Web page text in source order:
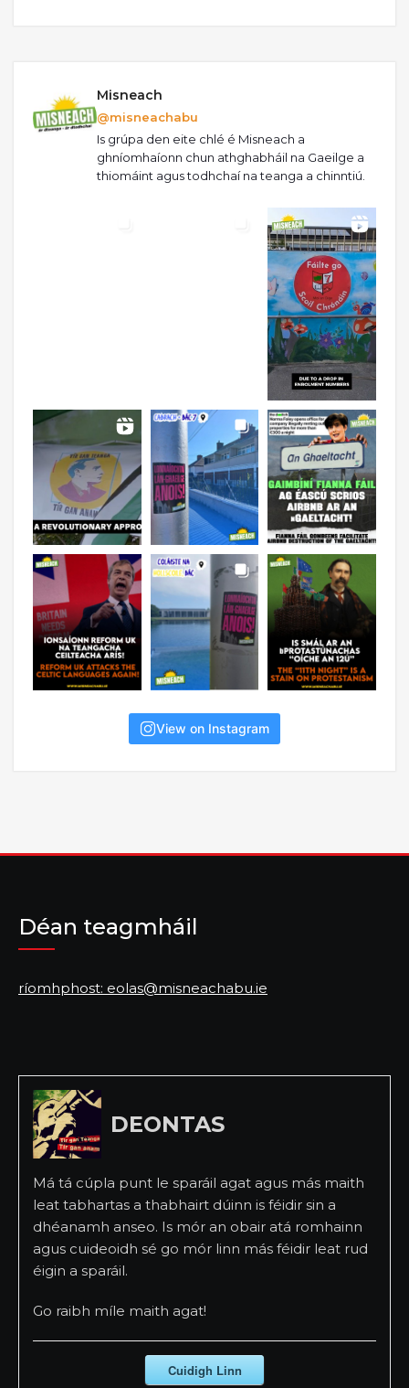
Misneach
@misneachabu
Is grúpa den eite chlé é Misneach a
ghníomhaíonn chun athghabháil na Gaeilge a
thiomáint agus todhchaí na teanga a chinntiú.
View on Instagram
Déan teagmháil
ríomhphost: eolas@misneachabu.ie
DEONTAS
Má tá cúpla punt le sparáil agat agus más maith
leat tabhartas a thabhairt dúinn is féidir sin a
dhéanamh anseo. Is mór an obair atá romhainn
agus cuideoidh sé go mór linn más féidir leat rud
éigin a sparáil.
Go raibh míle maith agat!
Cuidigh Linn